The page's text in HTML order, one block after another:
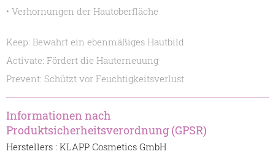
• Verhornungen der Hautoberfläche
Keep: Bewahrt ein ebenmäßiges Hautbild
Activate: Fördert die Hauterneuung
Prevent: Schützt vor Feuchtigkeitsverlust
Informationen nach
Produktsicherheitsverordnung (GPSR)
Herstellers : KLAPP Cosmetics GmbH